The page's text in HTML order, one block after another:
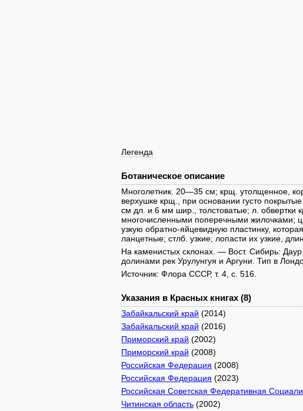
Легенда
Ботаническое описание
Многолетник. 20—35 см; крщ. утолщенное,
верхушке крщ., при основании густо
см дл. и 6 мм шир., толстоватые; л. обвертки
многочисленными поперечными жилочками;
узкую обратно-яйцевидную пластинку,
ланцетные; стлб. узкие; лопасти их узкие,
На каменистых склонах. — Вост. Сибирь:
долинами рек Урулунгуя и Аргуни. Тип в
Источник: Флора СССР, т. 4, с. 516.
Указания в Красных книгах (8)
Забайкальский край (2014)
Забайкальский край (2016)
Приморский край (2002)
Приморский край (2008)
Российская Федерация (2008)
Российская Федерация (2023)
Российская Советская Федеративная
Читинская область (2002)